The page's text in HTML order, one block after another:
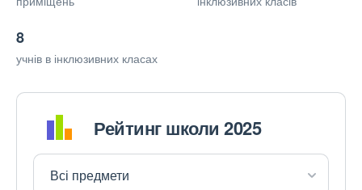
8
учнів в інклюзивних класах
Рейтинг школи 2025